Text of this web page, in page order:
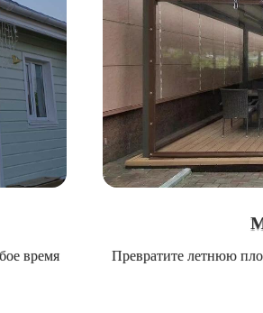
время
Превратите летнюю